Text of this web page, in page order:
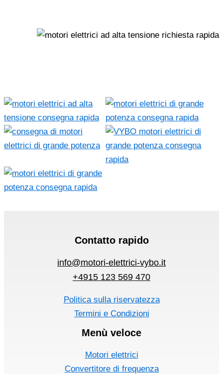
Contatto rapido
info@motori-elettrici-vybo.it
+4915 123 569 470
Politica sulla riservatezza
Termini e Condizioni
Menù veloce
Motori elettrici
Convertitore di frequenza